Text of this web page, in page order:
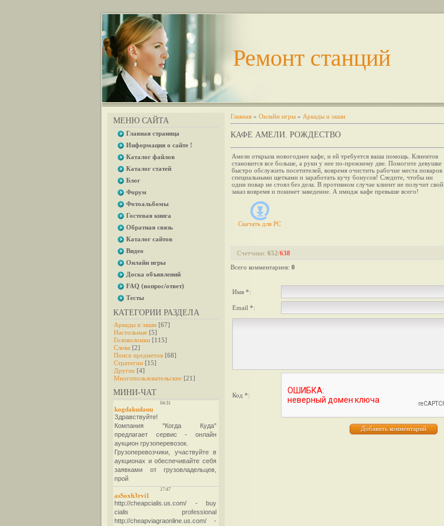
Ремонт станций
МЕНЮ САЙТА
Главная страница
Информация о сайте !
Каталог файлов
Каталог статей
Блог
Форум
Фотоальбомы
Гостевая книга
Обратная связь
Каталог сайтов
Видео
Онлайн игры
Доска объявлений
FAQ (вопрос/ответ)
Тесты
КАТЕГОРИИ РАЗДЕЛА
Аркады и экшн [67]
Настольные [5]
Головоломки [115]
Слова [2]
Поиск предметов [68]
Стратегии [15]
Другие [4]
Многопользовательские [21]
МИНИ-ЧАТ
Главная » Онлайн игры » Аркады и экшн
КАФЕ АМЕЛИ. РОЖДЕСТВО
Амели открыла новогоднее кафе, и ей требуется ваша помощь. Клиентов
становится все больше, а руки у нее по-прежнему две. Помогите девушке
быстро обслужить посетителей, вовремя очистить рабочие места поваров
специальными щетками и заработать кучу бонусов! Следите, чтобы ни
один повар не стоял без дела. В противном случае клиент не получит свой
заказ вовремя и покинет заведение. А имидж кафе превыше всего!
Скачать для PC
Счетчики: 652/638
Всего комментариев: 0
Имя *:
Email *:
Код *: